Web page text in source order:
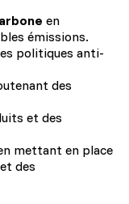
en
émissions.
politiques anti-
des
et des
mettant en place
des